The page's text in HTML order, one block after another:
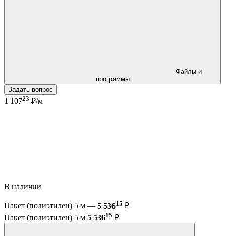
программы
Задать вопрос
1 10723 ₽/м
В наличии
Пакет (полиэтилен) 5 м — 5 53615 ₽
Пакет (полиэтилен) 5 м 5 53615 ₽